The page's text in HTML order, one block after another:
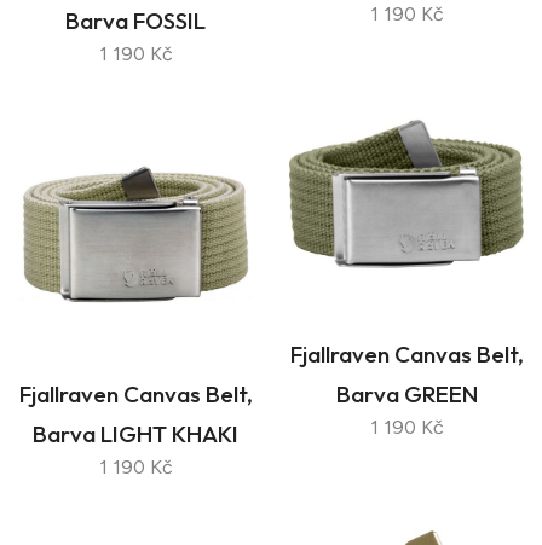
1 190 Kč
Barva FOSSIL
1 190 Kč
Fjallraven Canvas Belt,
Barva GREEN
1 190 Kč
Fjallraven Canvas Belt,
Barva LIGHT KHAKI
1 190 Kč